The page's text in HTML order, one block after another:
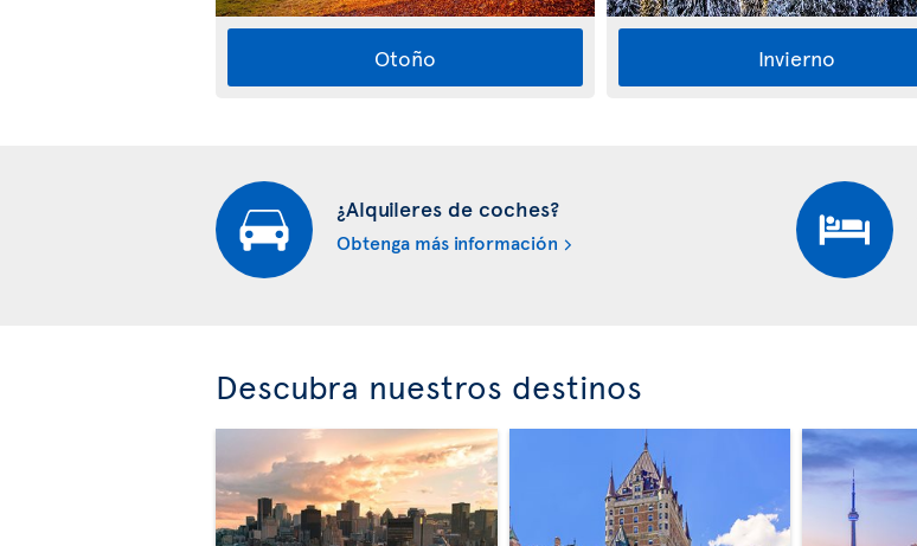
Otoño Invierno
¿Alquileres de coches?
Obtenga más información
Descubra nuestros destinos